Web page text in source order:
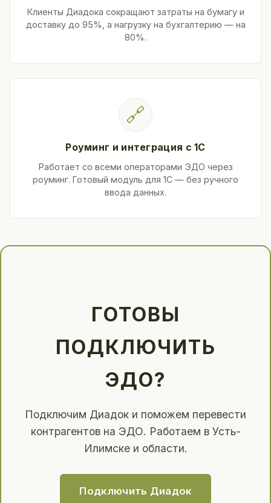
Клиенты Диадока сокращают затраты на бумагу и
доставку до 95%, а нагрузку на бухгалтерию — на
80%.
🔗
Роуминг и интеграция с 1С
Работает со всеми операторами ЭДО через
роуминг. Готовый модуль для 1С — без ручного
ввода данных.
ГОТОВЫ
ПОДКЛЮЧИТЬ
ЭДО?
Подключим Диадок и поможем перевести
контрагентов на ЭДО. Работаем в Усть-
Илимске и области.
Подключить Диадок